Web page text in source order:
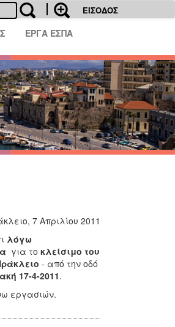
ΕΙΣΟΔΟΣ
ΕΡΓΑ ΕΣΠΑ
7 Απριλίου 2011
λόγω
για το κλείσιμο του
- από την οδό
17-4-2011.
εργασιών.